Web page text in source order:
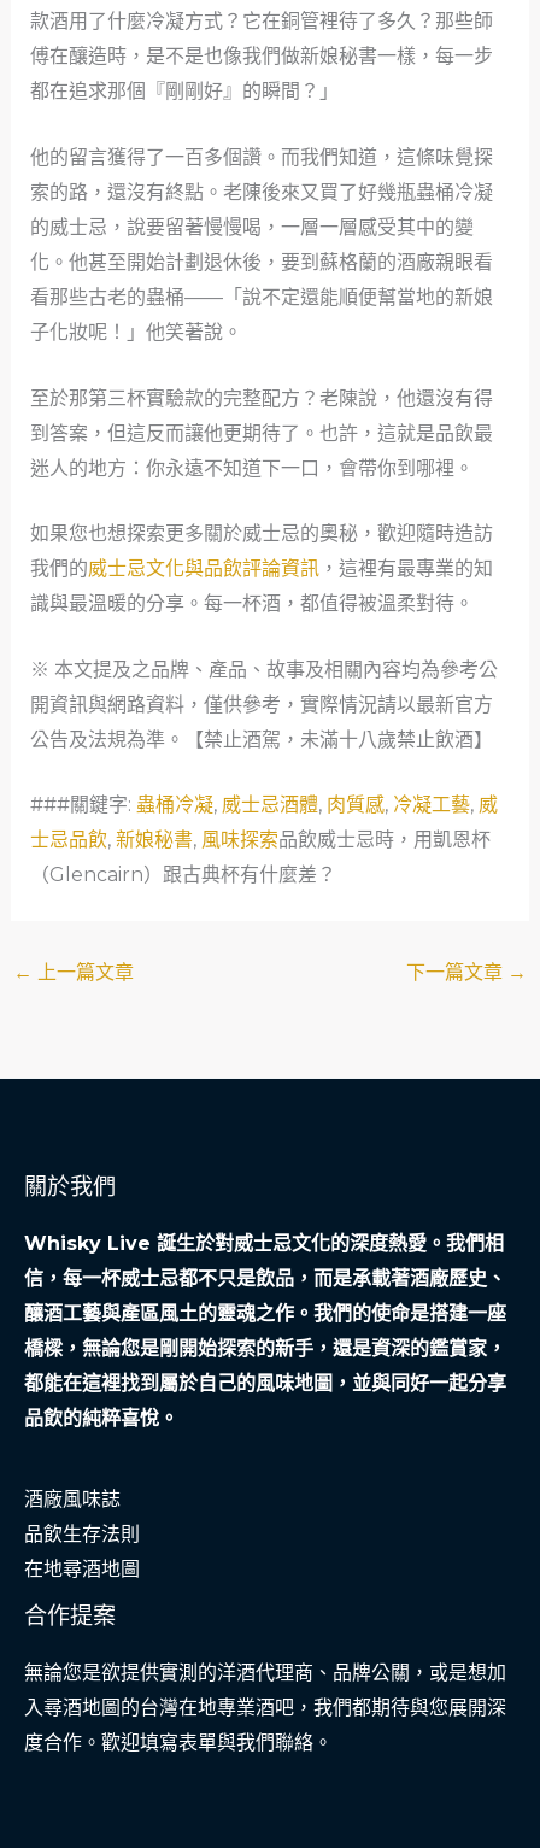
款酒用了什麼冷凝方式？它在銅管裡待了多久？那些師
傅在釀造時，是不是也像我們做新娘秘書一樣，每一步
都在追求那個『剛剛好』的瞬間？」
他的留言獲得了一百多個讚。而我們知道，這條味覺探
索的路，還沒有終點。老陳後來又買了好幾瓶蟲桶冷凝
的威士忌，說要留著慢慢喝，一層一層感受其中的變
化。他甚至開始計劃退休後，要到蘇格蘭的酒廠親眼看
看那些古老的蟲桶——「說不定還能順便幫當地的新娘
子化妝呢！」他笑著說。
至於那第三杯實驗款的完整配方？老陳說，他還沒有得
到答案，但這反而讓他更期待了。也許，這就是品飲最
迷人的地方：你永遠不知道下一口，會帶你到哪裡。
如果您也想探索更多關於威士忌的奧秘，歡迎隨時造訪
我們的威士忌文化與品飲評論資訊，這裡有最專業的知
識與最溫暖的分享。每一杯酒，都值得被溫柔對待。
※ 本文提及之品牌、產品、故事及相關內容均為參考公
開資訊與網路資料，僅供參考，實際情況請以最新官方
公告及法規為準。【禁止酒駕，未滿十八歲禁止飲酒】
###關鍵字: 蟲桶冷凝, 威士忌酒體, 肉質感, 冷凝工藝, 威
士忌品飲, 新娘秘書, 風味探索品飲威士忌時，用凱恩杯
（Glencairn）跟古典杯有什麼差？
← 上一篇文章 下一篇文章 →
關於我們
Whisky Live 誕生於對威士忌文化的深度熱愛。我們相
信，每一杯威士忌都不只是飲品，而是承載著酒廠歷史、
釀酒工藝與產區風土的靈魂之作。我們的使命是搭建一座
橋樑，無論您是剛開始探索的新手，還是資深的鑑賞家，
都能在這裡找到屬於自己的風味地圖，並與同好一起分享
品飲的純粹喜悅。
酒廠風味誌
品飲生存法則
在地尋酒地圖
合作提案
無論您是欲提供實測的洋酒代理商、品牌公關，或是想加
入尋酒地圖的台灣在地專業酒吧，我們都期待與您展開深
度合作。歡迎填寫表單與我們聯絡。